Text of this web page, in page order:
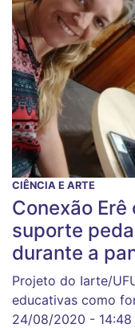
CIÊNCIA E ARTE
Conexão
suporte
durante a
Projeto do Iarte/
educativas como
24/08/2020 - 14:48